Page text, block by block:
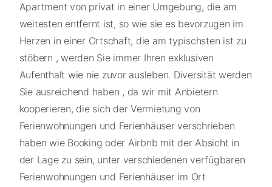
Apartment von privat in einer Umgebung, die am
weitesten entfernt ist, so wie sie es bevorzugen im
Herzen in einer Ortschaft, die am typischsten ist zu
stöbern , werden Sie immer Ihren exklusiven
Aufenthalt wie nie zuvor ausleben. Diversität werden
Sie ausreichend haben , da wir mit Anbietern
kooperieren, die sich der Vermietung von
Ferienwohnungen und Ferienhäuser verschrieben
haben wie Booking oder Airbnb mit der Absicht in
der Lage zu sein, unter verschiedenen verfügbaren
Ferienwohnungen und Ferienhäuser im Ort